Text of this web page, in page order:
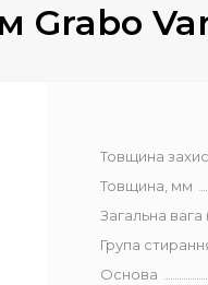
Товщина
Товщина, мм
Загальна вага
Група
Основа